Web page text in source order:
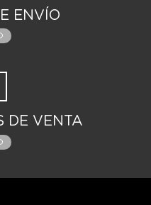
ENVÍO
DE VENTA